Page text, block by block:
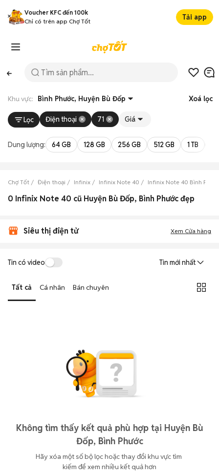
Voucher KFC đến 100k
Chỉ có trên app Chợ Tốt
Tải app
Khu vực: Bình Phước, Huyện Bù Đốp Xoá lọc
Lọc Điện thoại 71 Giá
Dung lượng: 64 GB 128 GB 256 GB 512 GB 1 TB
Chợ Tốt Điện thoại Infinix Infinix Note 40 Infinix Note 40 Bình Phước
0 Infinix Note 40 cũ Huyện Bù Đốp, Bình Phước đẹp
Siêu thị điện tử Xem Cửa hàng
Tin có video Tin mới nhất
Tất cả Cá nhân Bán chuyên
Không tìm thấy kết quả phù hợp tại Huyện Bù
Đốp, Bình Phước
Hãy xóa một số bộ lọc hoặc thay đổi khu vực tìm
kiếm để xem nhiều kết quả hơn